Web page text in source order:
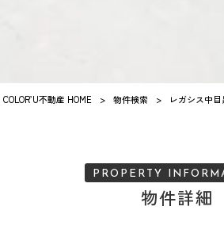
COLOR’U不動産 HOME > 物件検索 > レガシス中目
PROPERTY
物件詳細